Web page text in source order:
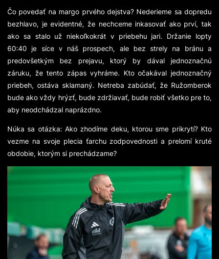
Čo povedať na margo prvého dejstva? Nederieme sa dopredu
bezhlavo, je evidentné, že nechceme inkasovať ako prví, tak
ako sa stalo už niekoľkokrát v priebehu jari. Držanie lopty
60:40 je síce v náš prospech, ale bez strely na bránu a
predovšetkým bez prejavu, ktorý by dával jednoznačnú
záruku, že tento zápas vyhráme. Kto očakával jednoznačný
priebeh, ostáva sklamaný. Netreba zabúdať, že Ružomberok
bude ako vždy hrýzť, bude zdržiavať, bude robiť všetko pre to,
aby neodchádzal naprázdno.
Núka sa otázka: Ako zhodíme deku, ktorou sme prikrytí? Kto
vezme na svoje plecia ťarchu zodpovednosti a prelomí kruté
obdobie, ktorým si prechádzame?